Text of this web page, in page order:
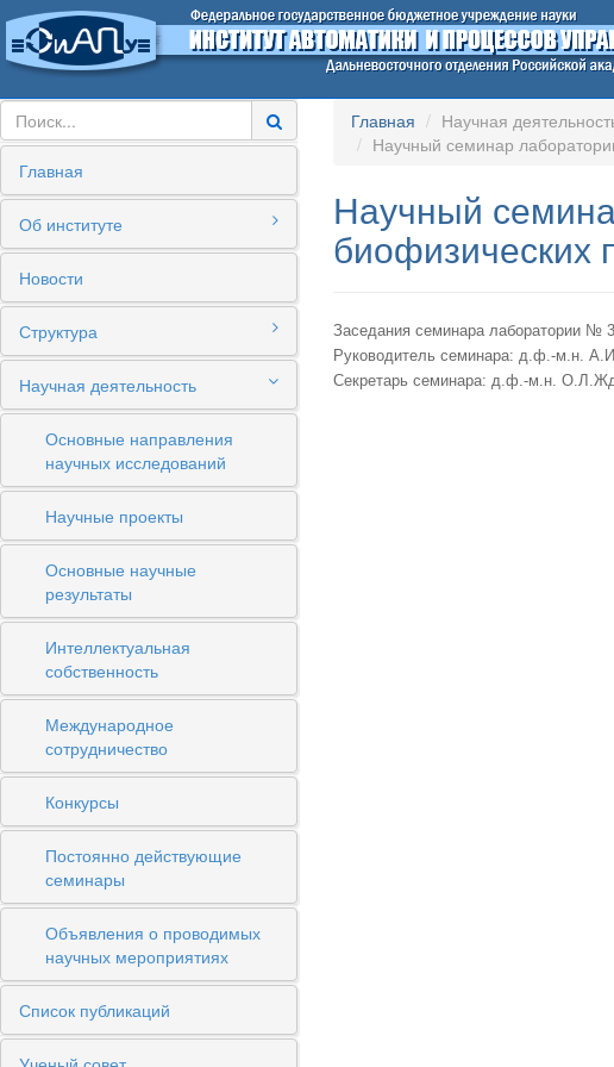
Главная
Об институте
Новости
Структура
Научная деятельность
Основные направления
научных исследований
Научные проекты
Основные научные
результаты
Интеллектуальная
собственность
Международное
сотрудничество
Конкурсы
Постоянно действующие
семинары
Объявления о проводимых
научных мероприятиях
Список публикаций
Главная Научная
Научный семинар
Научный
биофизических
Заседания семинара лаборатории №
Руководитель семинара: д.ф.-м.н.
Секретарь семинара: д.ф.-м.н.